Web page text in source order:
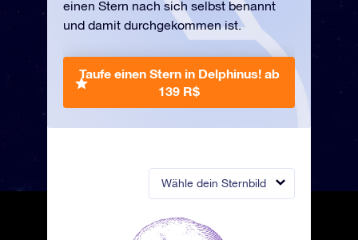
Wähle dein Sternbild
einen Stern nach sich selbst benannt
und damit durchgekommen ist.
Taufe einen Stern in Delphinus! ab
139 R$